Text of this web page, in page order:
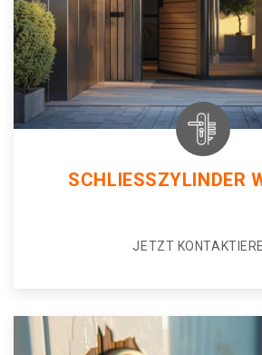
SCHLIESSZYLINDER
JETZT